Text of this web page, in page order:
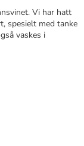
Vi har hatt
spesielt med tanke
vaskes i